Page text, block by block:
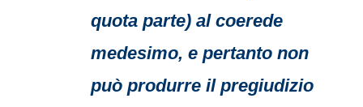
quota parte) al coerede
medesimo, e pertanto non
può produrre il pregiudizio